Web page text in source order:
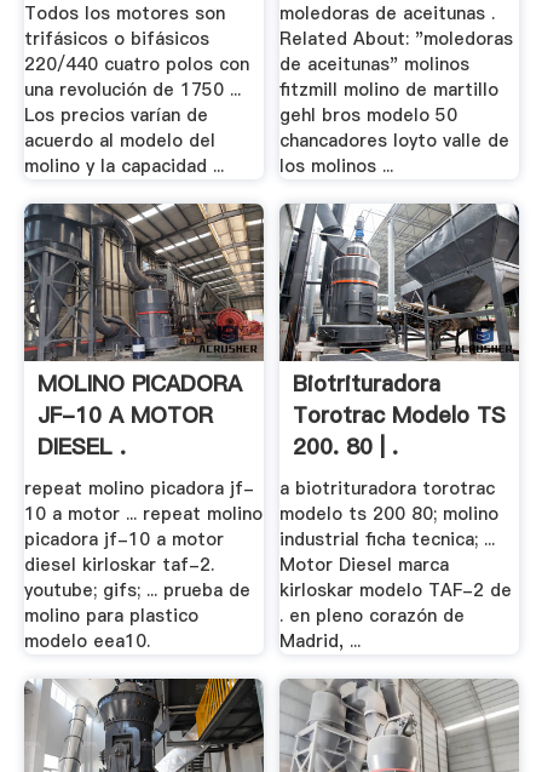
Todos los motores son
trifásicos o bifásicos
220/440 cuatro polos con
una revolución de 1750 ...
Los precios varían de
acuerdo al modelo del
molino y la capacidad ...
moledoras de aceitunas .
Related About: "moledoras
de aceitunas" molinos
fitzmill molino de martillo
gehl bros modelo 50
chancadores loyto valle de
los molinos ...
MOLINO PICADORA
JF-10 A MOTOR
DIESEL .
repeat molino picadora jf-
10 a motor ... repeat molino
picadora jf-10 a motor
diesel kirloskar taf-2.
youtube; gifs; ... prueba de
molino para plastico
modelo eea10.
Biotrituradora
Torotrac Modelo TS
200. 80 | .
a biotrituradora torotrac
modelo ts 200 80; molino
industrial ficha tecnica; ...
Motor Diesel marca
kirloskar modelo TAF-2 de
. en pleno corazón de
Madrid, ...